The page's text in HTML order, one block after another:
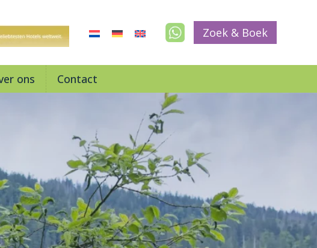
Zoek & Boek
ons Contact